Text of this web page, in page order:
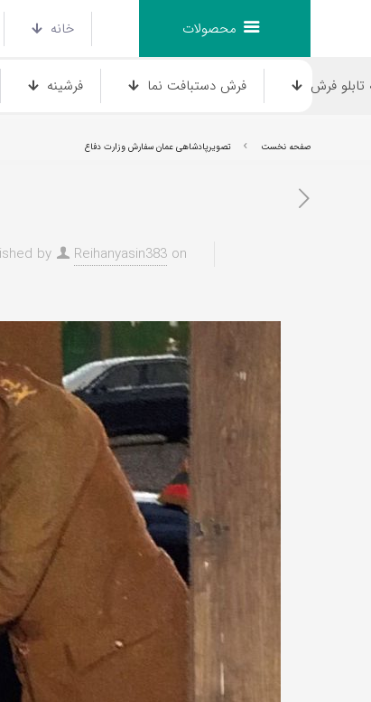
محصولات خانه
فرش فرش دستبافت نما فرشینه
صفحه نخست تصویرپادشاهی عمان سفارش وزارت دفاع
by Reihanyasin383 on